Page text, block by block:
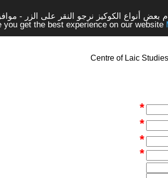
أنواع الكوكيز نرجو النقر على الزر -
get the best experience on our website
Centre of Laic
*
*
*
*